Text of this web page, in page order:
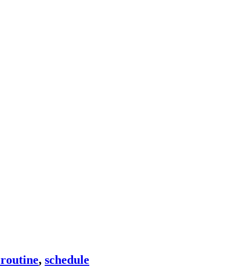
routine, schedule